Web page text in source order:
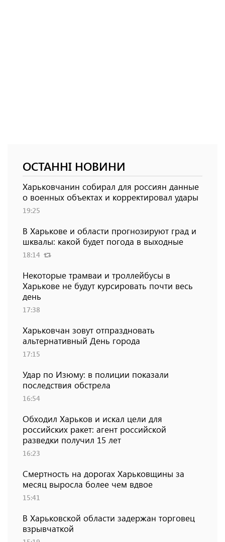
ОСТАННІ НОВИНИ
Харьковчанин собирал для россиян данные
о военных объектах и ​​корректировал удары
19:25
В Харькове и области прогнозируют град и
шквалы: какой будет погода в выходные
18:14
Некоторые трамваи и троллейбусы в
Харькове не будут курсировать почти весь
день
17:38
Харьковчан зовут отпраздновать
альтернативный День города
17:15
Удар по Изюму: в полиции показали
последствия обстрела
16:54
Обходил Харьков и искал цели для
российских ракет: агент российской
разведки получил 15 лет
16:23
Смертность на дорогах Харьковщины за
месяц выросла более чем вдвое
15:41
В Харьковской области задержан торговец
взрывчаткой